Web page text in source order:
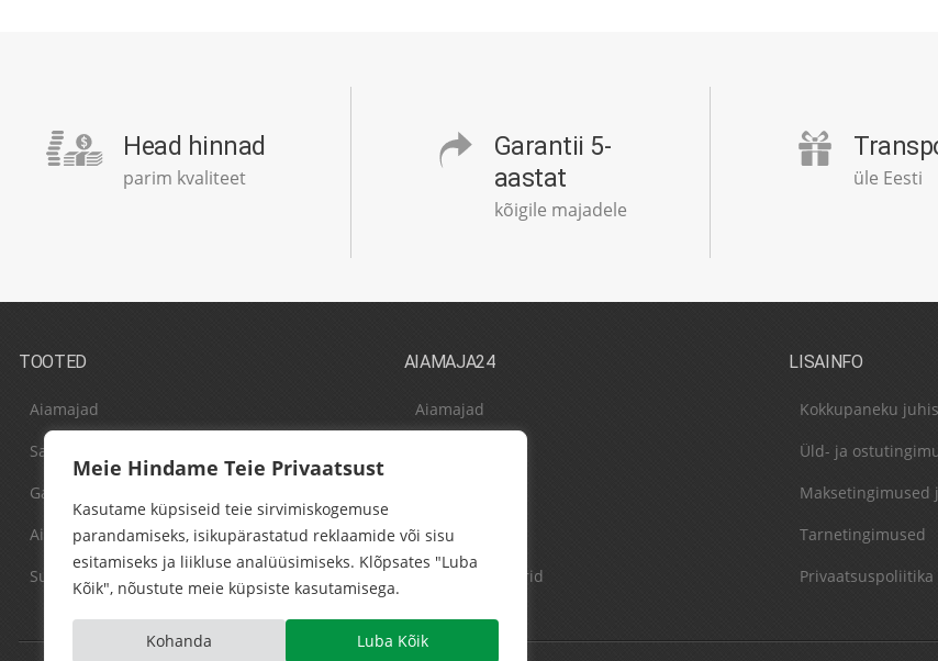
Meie Hindame Teie Privaatsust
Kasutame küpsiseid teie sirvimiskogemuse
parandamiseks, isikupärastatud reklaamide või sisu
esitamiseks ja liikluse analüüsimiseks. Klõpsates "Luba
Kõik", nõustute meie küpsiste kasutamisega.
Kohanda Luba Kõik
Head hinnad
parim kvaliteet
Garantii 5-
aastat
kõigile majadele
üle Eesti
TOOTED
Aiamajad
Saunamajad
Garaažid
Aiakuurid
Suured puitmajad
AIAMAJA24
Aiamajad
Fotogalerii
Koostööpartnerid
LISAINFO
Kokkupaneku
Üld- ja
Maksetingimused
Tarnetingimused
Privaatsuspoliitika